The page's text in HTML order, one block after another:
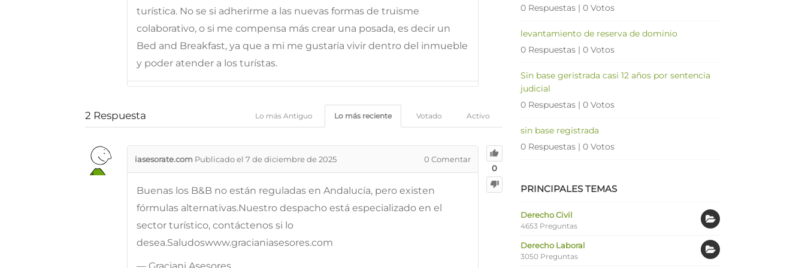
turística. No se si adherirme a las nuevas formas de truisme
colaborativo, o si me compensa más crear una posada, es decir un
Bed and Breakfast, ya que a mi me gustaría vivir dentro del inmueble
y poder atender a los turístas.
2 Respuesta Activo
Votado
Lo más reciente
Lo más Antiguo
0
iasesorate.com Publicado el 7 de diciembre de 2025 0 Comentar
Buenas los B&B no están reguladas en Andalucía, pero existen
fórmulas alternativas.Nuestro despacho está especializado en el
sector turístico, contáctenos si lo
desea.Saludoswww.gracianiasesores.com
0 Respuestas | 0 Votos
levantamiento de reserva de dominio
0 Respuestas | 0 Votos
Sin base geristrada casi 12 años por sentencia
judicial
0 Respuestas | 0 Votos
sin base registrada
0 Respuestas | 0 Votos
PRINCIPALES TEMAS
Derecho Civil
4653 Preguntas
Derecho Laboral
3050 Preguntas